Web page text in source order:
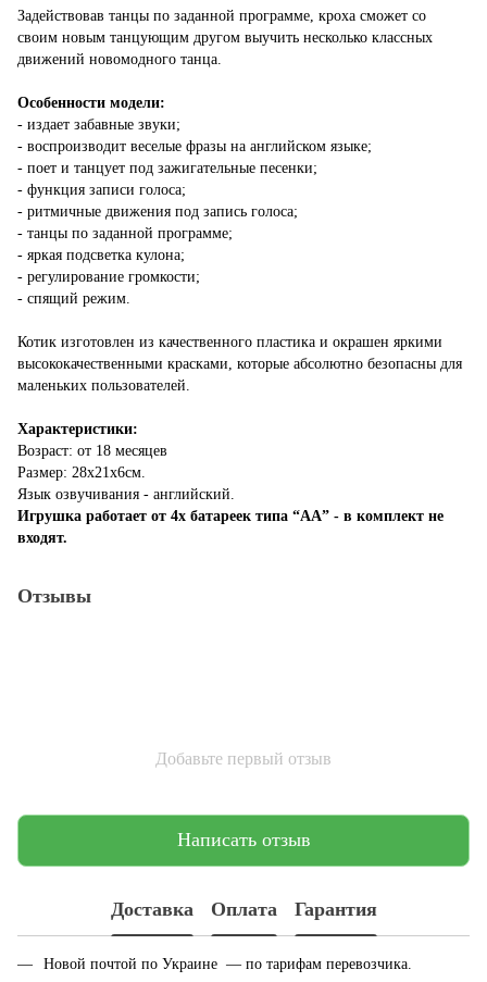
Задействовав танцы по заданной программе, кроха сможет со
своим новым танцующим другом выучить несколько классных
движений новомодного танца.
Особенности модели:
- издает забавные звуки;
- воспроизводит веселые фразы на английском языке;
- поет и танцует под зажигательные песенки;
- функция записи голоса;
- ритмичные движения под запись голоса;
- танцы по заданной программе;
- яркая подсветка кулона;
- регулирование громкости;
- спящий режим.
Котик изготовлен из качественного пластика и окрашен яркими
высококачественными красками, которые абсолютно безопасны для
маленьких пользователей.
Характеристики:
Возраст: от 18 месяцев
Размер: 28х21х6см.
Язык озвучивания - английский.
Игрушка работает от 4х батареек типа “АА” - в комплект не
входят.
Отзывы
Добавьте первый отзыв
Написать отзыв
Доставка Оплата Гарантия
Новой почтой по Украине — по тарифам перевозчика.